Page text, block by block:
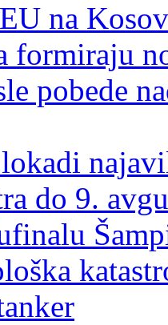
na
formiraju
pobede
do 9.